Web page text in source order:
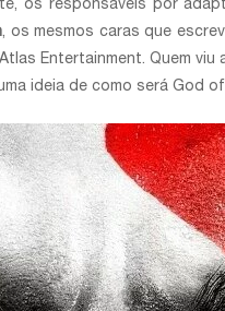
os responsáveis por
, os mesmos caras que
Entertainment. Quem
ideia de como será God of